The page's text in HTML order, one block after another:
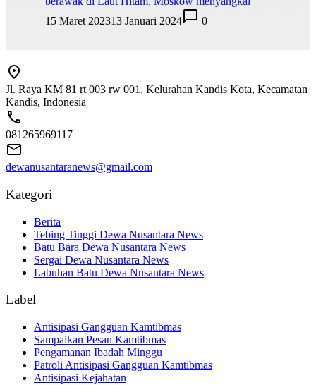
15 Maret 202313 Januari 2024 0
Jl. Raya KM 81 rt 003 rw 001, Kelurahan Kandis Kota, Kecamatan
Kandis, Indonesia
081265969117
dewanusantaranews@gmail.com
Kategori
Berita
Tebing Tinggi Dewa Nusantara News
Batu Bara Dewa Nusantara News
Sergai Dewa Nusantara News
Labuhan Batu Dewa Nusantara News
Label
Antisipasi Gangguan Kamtibmas
Sampaikan Pesan Kamtibmas
Pengamanan Ibadah Minggu
Patroli Antisipasi Gangguan Kamtibmas
Antisipasi Kejahatan